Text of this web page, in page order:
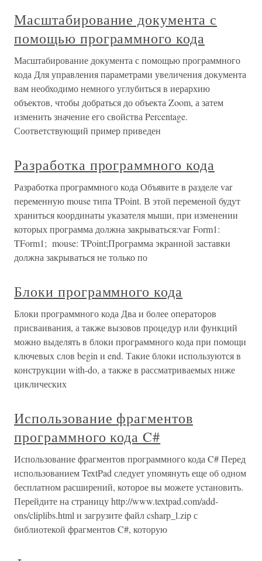
Масштабирование документа с
помощью программного кода
Масштабирование документа с помощью программного
кода Для управления параметрами увеличения документа
вам необходимо немного углубиться в иерархию
объектов, чтобы добраться до объекта Zoom, а затем
изменить значение его свойства Percentage.
Соответствующий пример приведен
Разработка программного кода
Разработка программного кода Объявите в разделе var
переменную mouse типа TPoint. В этой переменой будут
храниться координаты указателя мыши, при изменении
которых программа должна закрываться:var Form1:
TForm1; mouse: TPoint;Программа экранной заставки
должна закрываться не только по
Блоки программного кода
Блоки программного кода Два и более операторов
присваивания, а также вызовов процедур или функций
можно выделять в блоки программного кода при помощи
ключевых слов begin и end. Такие блоки используются в
конструкции with-do, а также в рассматриваемых ниже
циклических
Использование фрагментов
программного кода C#
Использование фрагментов программного кода C# Перед
использованием TextPad следует упомянуть еще об одном
бесплатном расширений, которое вы можете установить.
Перейдите на страницу http://www.textpad.com/add-
ons/cliplibs.html и загрузите файл csharp_l.zip с
библиотекой фрагментов C#, которую